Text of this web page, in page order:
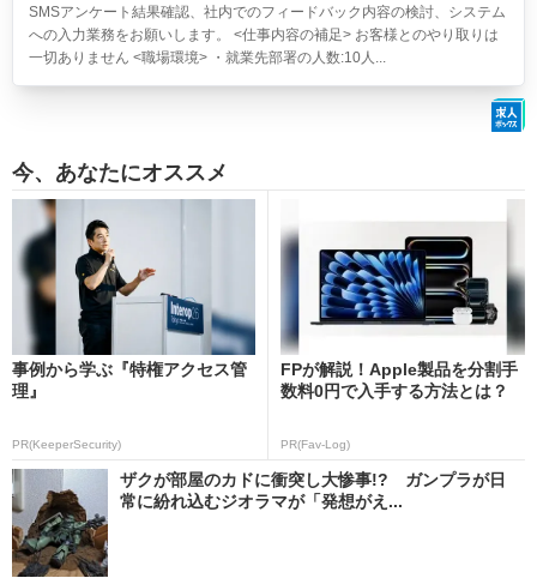
SMSアンケート結果確認、社内でのフィードバック内容の検討、システム
への入力業務をお願いします。 <仕事内容の補足> お客様とのやり取りは
一切ありません <職場環境> ・就業先部署の人数:10人...
今、あなたにオススメ
事例から学ぶ『特権アクセス管
理』
PR(KeeperSecurity)
FPが解説！Apple製品を分割手
数料0円で入手する方法とは？
PR(Fav-Log)
ザクが部屋のカドに衝突し大惨事!? ガンプラが日
常に紛れ込むジオラマが「発想がえ...